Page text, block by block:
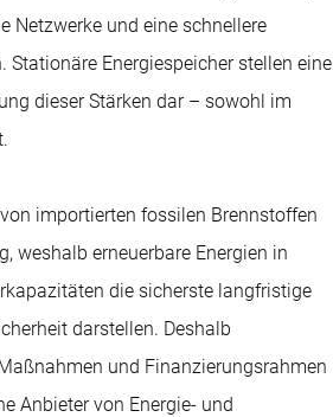
Netzwerke und eine schnellere
Stationäre Energiespeicher stellen eine
dieser Stärken dar – sowohl im
importierten fossilen Brennstoffen
weshalb erneuerbare Energien in
die sicherste langfristige
darstellen. Deshalb
und Finanzierungsrahmen
Anbieter von Energie- und